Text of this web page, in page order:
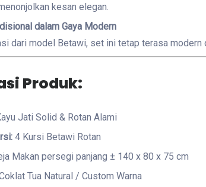
kesan elegan.
dalam Gaya Modern
dari model Betawi, set ini tetap terasa modern
Produk:
Jati Solid & Rotan Alami
4 Kursi Betawi Rotan
Makan persegi panjang ± 140 x 80 x 75 cm
Tua Natural / Custom Warna